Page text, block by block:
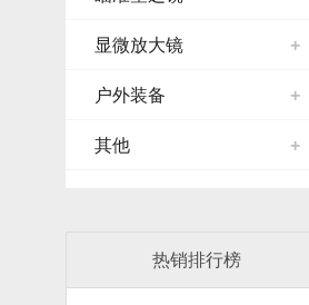
显微放大镜 +
户外装备 +
其他 +
热销排行榜